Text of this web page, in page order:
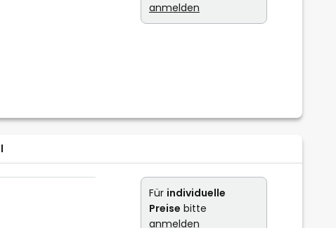
anmelden
Für individuelle
Preise bitte
anmelden